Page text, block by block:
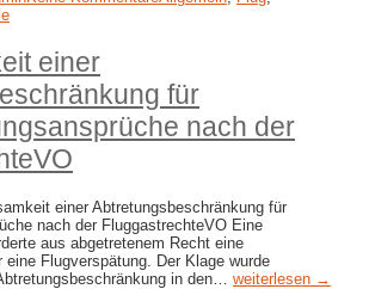
einer
für
nach der
einer Abtretungsbeschränkung für
nach der FluggastrechteVO Eine
aus abgetretenem Recht eine
Flugverspätung. Der Klage wurde
in den… weiterlesen →